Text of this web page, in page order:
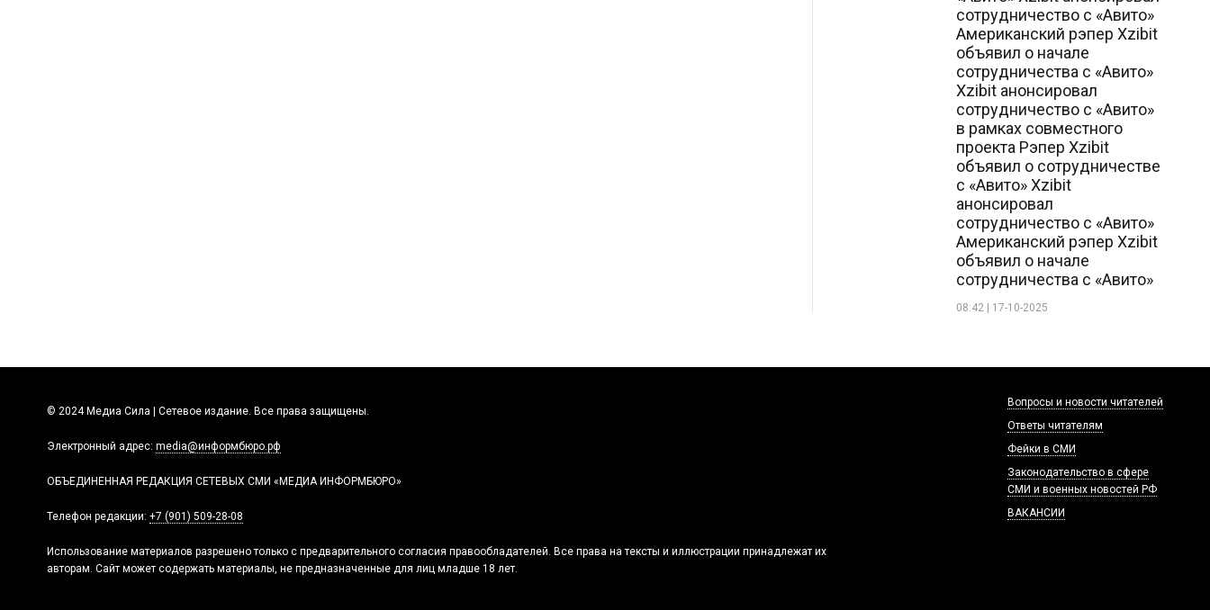
сотрудничество с «Авито»
Американский рэпер Xzibit
объявил о начале
сотрудничества с «Авито»
Xzibit анонсировал
сотрудничество с «Авито»
в рамках совместного
проекта Рэпер Xzibit
объявил о сотрудничестве
с «Авито» Xzibit
анонсировал
сотрудничество с «Авито»
Американский рэпер Xzibit
объявил о начале
сотрудничества с «Авито»
08:42 | 17-10-2025
© 2024 Медиа Сила | Сетевое издание. Все права защищены.
Электронный адрес: media@информбюро.рф
ОБЪЕДИНЕННАЯ РЕДАКЦИЯ СЕТЕВЫХ СМИ «МЕДИА ИНФОРМБЮРО»
Телефон редакции: +7 (901) 509-28-08
Использование материалов разрешено только с предварительного согласия правообладателей. Все права на тексты и иллюстрации принадлежат их
авторам. Сайт может содержать материалы, не предназначенные для лиц младше 18 лет.
Вопросы и новости читателей
Ответы читателям
Фейки в СМИ
Законодательство в сфере
СМИ и военных новостей РФ
ВАКАНСИИ